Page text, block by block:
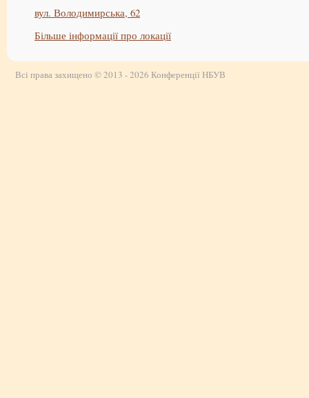
вул. Володимирська, 62
Більше інформації про локації
Всі права захищено © 2013 - 2026 Конференції НБУВ